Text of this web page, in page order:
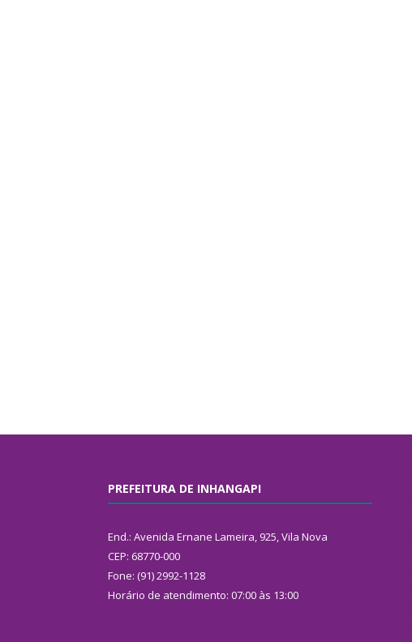
PREFEITURA DE INHANGAPI
End.: Avenida Ernane Lameira, 925, Vila Nova
CEP: 68770-000
Fone: (91) 2992-1128
Horário de atendimento: 07:00 às 13:00